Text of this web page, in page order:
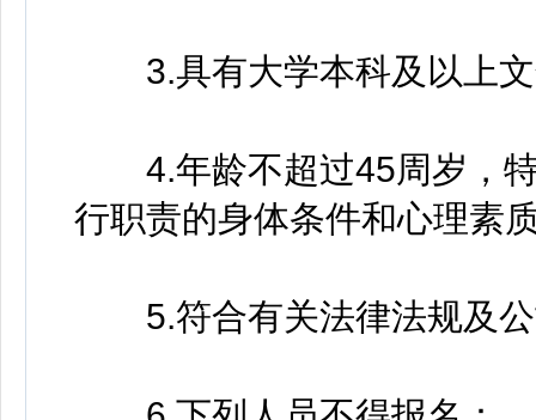
3.具有大学本科及以上文
4.年龄不超过45周岁，特
行职责的身体条件和心理素
5.符合有关法律法规及公